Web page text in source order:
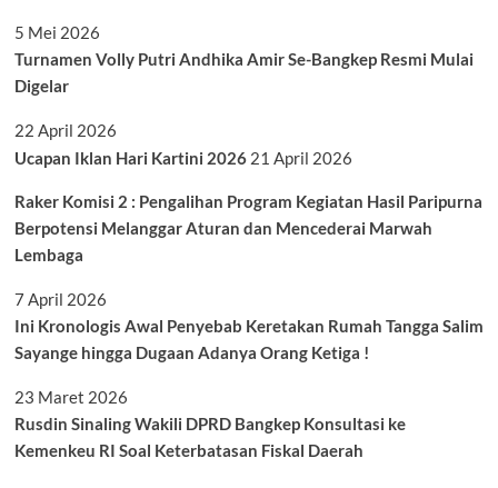
5 Mei 2026
Turnamen Volly Putri Andhika Amir Se-Bangkep Resmi Mulai
Digelar
22 April 2026
Ucapan Iklan Hari Kartini 2026 21 April 2026
Raker Komisi 2 : Pengalihan Program Kegiatan Hasil Paripurna
Berpotensi Melanggar Aturan dan Mencederai Marwah
Lembaga
7 April 2026
Ini Kronologis Awal Penyebab Keretakan Rumah Tangga Salim
Sayange hingga Dugaan Adanya Orang Ketiga !
23 Maret 2026
Rusdin Sinaling Wakili DPRD Bangkep Konsultasi ke
Kemenkeu RI Soal Keterbatasan Fiskal Daerah